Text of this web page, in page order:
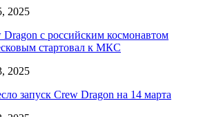
2025
Dragon с российским космонавтом
стартовал к МКС
2025
запуск Crew Dragon на 14 марта